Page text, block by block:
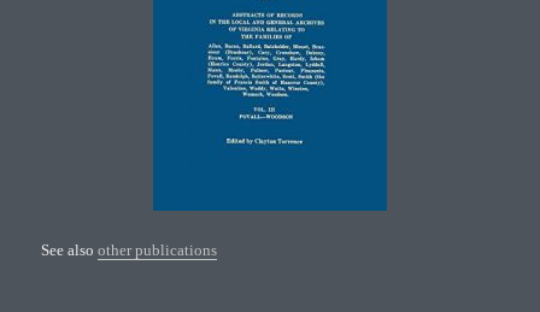
See alsoother publications